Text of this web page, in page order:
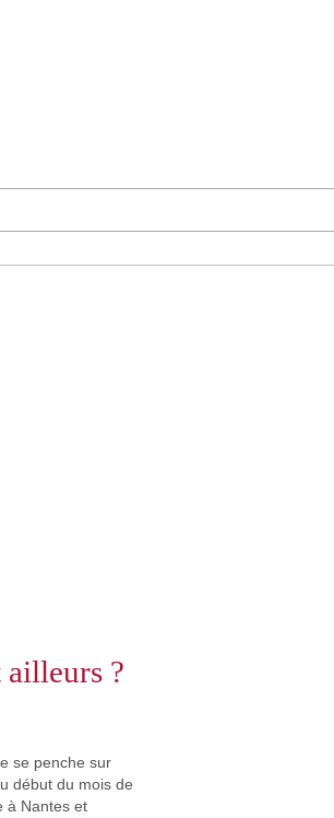
ailleurs ?
se penche sur
début du mois de
à Nantes et